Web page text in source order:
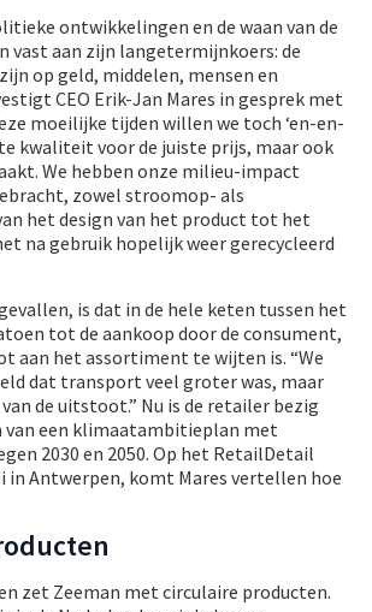
ontwikkelingen en de waan van de
vast aan zijn langetermijnkoers: de
op geld, middelen, mensen en
CEO Erik-Jan Mares in gesprek met
moeilijke tijden willen we toch ‘en-en-
kwaliteit voor de juiste prijs, maar ook
We hebben onze milieu-impact
zowel stroomop- als
het design van het product tot het
na gebruik hopelijk weer gerecycleerd
is dat in de hele keten tussen het
tot de aankoop door de consument,
aan het assortiment te wijten is. “We
dat transport veel groter was, maar
de uitstoot.” Nu is de retailer bezig
een klimaatambitieplan met
2030 en 2050. Op het RetailDetail
in Antwerpen, komt Mares vertellen hoe
zet Zeeman met circulaire producten.